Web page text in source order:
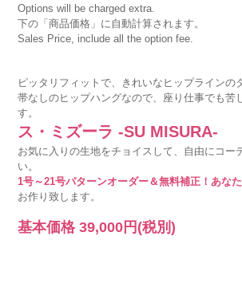
Options will be charged extra.
下の「商品価格」に自動計算されます。
Sales Price, include all the option fee.
ピッタリフィットで、きれいなヒップラインの
帯なしのヒップハングなので、座り仕事でも苦
す。
ス・ミズーラ -SU MISURA-
お気に入りの生地をチョイスして、自由にコー
い。
1号～21号パターンオーダー＆無料補正！あな
お作り致します。
基本価格39,000円 (税別)